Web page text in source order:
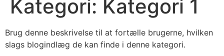
Kategori: Kategori 1
Brug denne beskrivelse til at fortælle brugerne, hvilken
slags blogindlæg de kan finde i denne kategori.